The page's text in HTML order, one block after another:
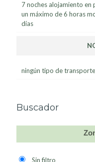
7 noches alojamiento en
un máximo de 6 horas
días
ningún tipo de transporte
Buscador
Sin filtro